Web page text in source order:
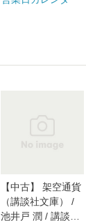
【中古】 架空通貨
（講談社文庫） /
池井戸 潤 / 講談社